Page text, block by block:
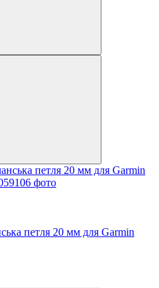
петля 20 мм для Garmin